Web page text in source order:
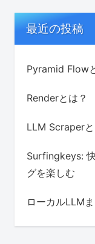
最近の投稿
Pyramid Flow
Renderとは？
LLM Scraperと
Surfingkeys:
グを楽しむ
ローカルLLM